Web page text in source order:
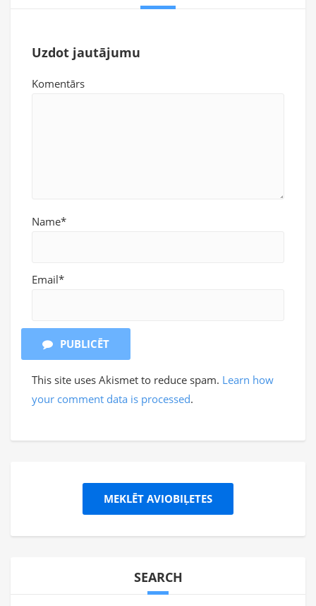
Uzdot jautājumu
Komentārs
Name*
Email*
PUBLICĒT
This site uses Akismet to reduce spam. Learn how
your comment data is processed.
MEKLĒT AVIOBIĻETES
SEARCH